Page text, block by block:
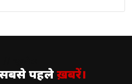
पहलेख़बरें।